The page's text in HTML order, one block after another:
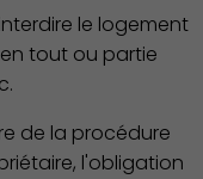
le logement
tout ou partie
de la procédure
l'obligation